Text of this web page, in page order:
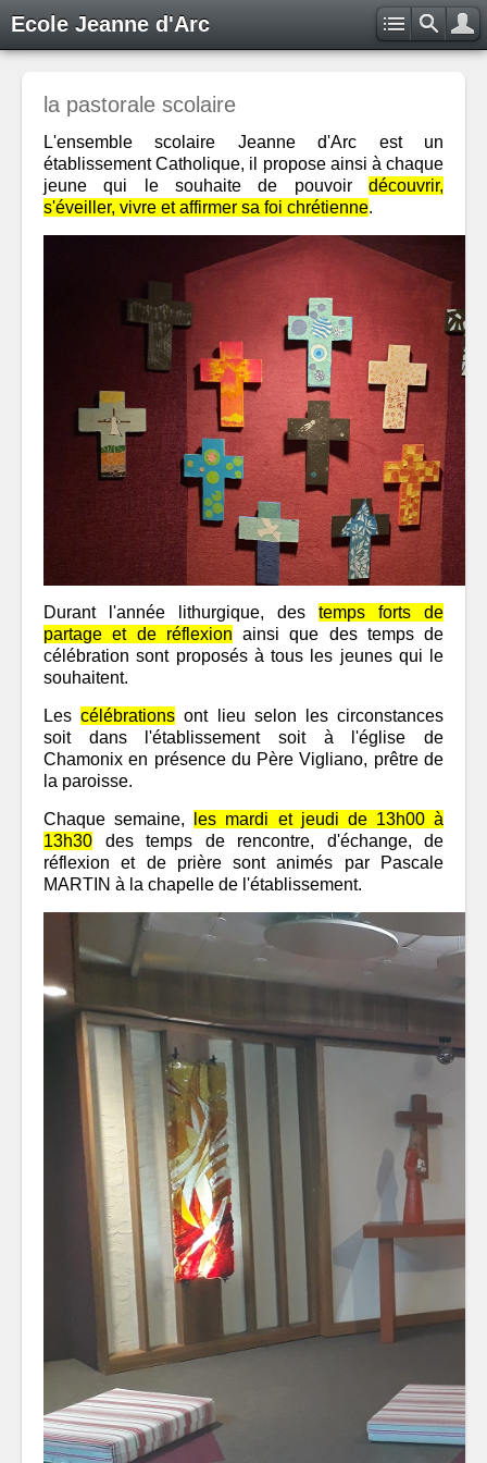
Ecole Jeanne d'Arc
la pastorale scolaire
L'ensemble scolaire Jeanne d'Arc est un
établissement Catholique, il propose ainsi à chaque
jeune qui le souhaite de pouvoir découvrir,
s'éveiller, vivre et affirmer sa foi chrétienne.
Durant l'année lithurgique, des temps forts de
partage et de réflexion ainsi que des temps de
célébration sont proposés à tous les jeunes qui le
souhaitent.
Lescélébrations ont lieu selon les circonstances
soit dans l'établissement soit à l'église de
Chamonix en présence du Père Vigliano, prêtre de
la paroisse.
Chaque semaine,
les mardi et jeudi de 13h00 à
13h30 des temps de rencontre, d'échange, de
réflexion et de prière sont animés par Pascale
MARTIN à la chapelle de l'établissement.